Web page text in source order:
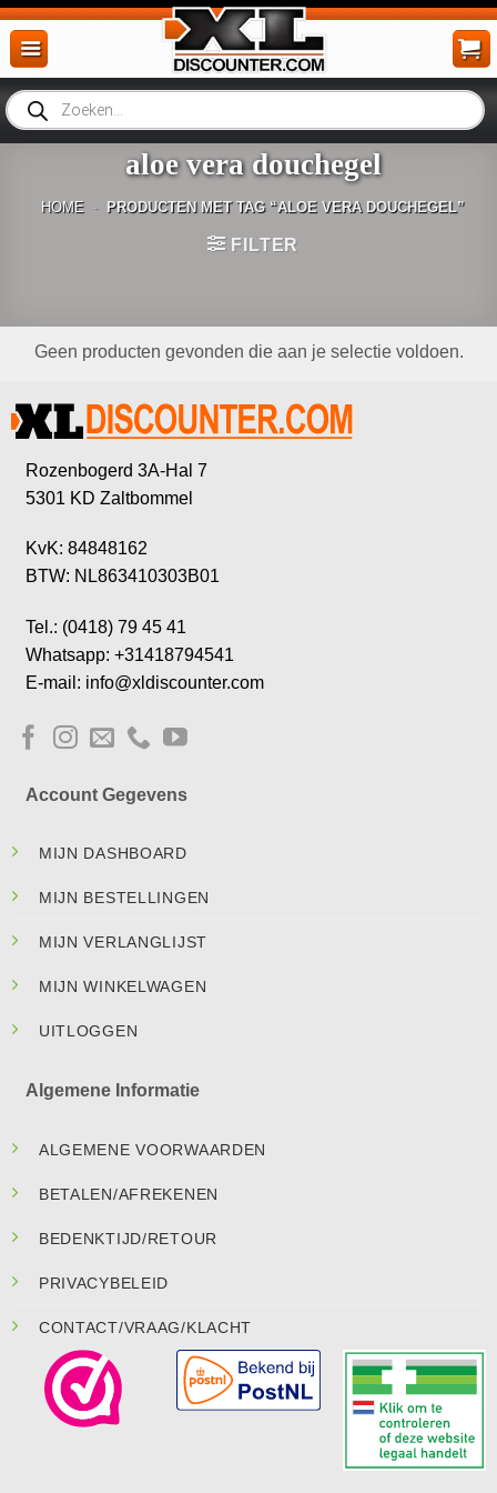
Ga
naar
inhoud
Producten
zoeken
aloe vera douchegel
HOME - PRODUCTEN MET TAG “ALOE VERA DOUCHEGEL”
FILTER
Geen producten gevonden die aan je selectie voldoen.
Rozenbogerd 3A-Hal 7
5301 KD Zaltbommel
KvK: 84848162
BTW: NL863410303B01
Tel.: (0418) 79 45 41
Whatsapp: +31418794541
E-mail: info@xldiscounter.com
Account Gegevens
MIJN DASHBOARD
MIJN BESTELLINGEN
MIJN VERLANGLIJST
MIJN WINKELWAGEN
UITLOGGEN
Algemene Informatie
ALGEMENE VOORWAARDEN
BETALEN/AFREKENEN
BEDENKTIJD/RETOUR
PRIVACYBELEID
CONTACT/VRAAG/KLACHT